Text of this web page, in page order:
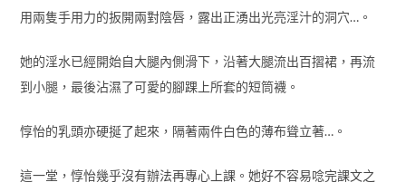
用兩隻手用力的扳開兩對陰唇，露出正湧出光亮淫汁的洞穴…。
她的淫水已經開始自大腿內側滑下，沿著大腿流出百摺裙，再流
到小腿，最後沾濕了可愛的腳踝上所套的短筒襪。
惇怡的乳頭亦硬挻了起來，隔著兩件白色的薄布聳立著…。
這一堂，惇怡幾乎沒有辦法再專心上課。她好不容易唸完課文之